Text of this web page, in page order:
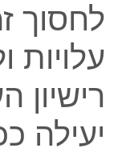
לחסוך
עלויות
רישיון
יעילה